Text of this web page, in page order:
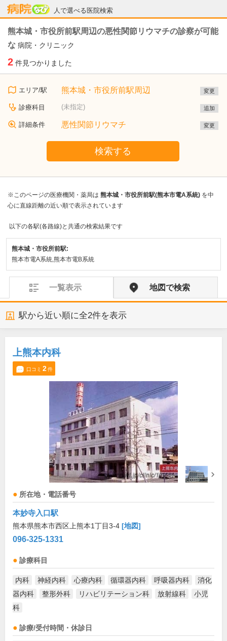
人で選べる医院検索
病院なび
熊本城・市役所前駅周辺の悪性関節リウマチの診察が可能
な 病院・クリニック
2 件見つかりました
エリア/駅 熊本城・市役所前駅周辺 変更
診療科目 (未指定) 追加
詳細条件 悪性関節リウマチ 変更
検索する
※このページの医療機関・薬局は 熊本城・市役所前駅(熊本市電A系統) を中
心に直線距離の近い順で表示されています
以下の各駅(各路線)と共通の検索結果です
熊本城・市役所前駅:
熊本市電A系統,熊本市電B系統
一覧表示 地図で検索
駅から近い順に全2件を表示
上熊本内科
口コミ 2件
所在地・電話番号
本妙寺入口駅
熊本県熊本市西区上熊本1丁目3-4 [地図]
096-325-1331
診療科目
内科 神経内科 心療内科 循環器内科 呼吸器内科
消化
器内科
整形外科 リハビリテーション科 放射線科
小児
科
診療/受付時間・休診日